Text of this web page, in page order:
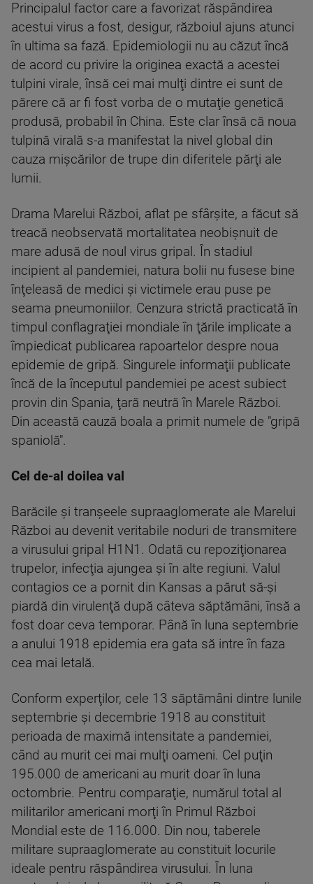
Principalul factor care a favorizat răspândirea
acestui virus a fost, desigur, războiul ajuns atunci
în ultima sa fază. Epidemiologii nu au căzut încă
de acord cu privire la originea exactă a acestei
tulpini virale, însă cei mai mulţi dintre ei sunt de
părere că ar fi fost vorba de o mutaţie genetică
produsă, probabil în China. Este clar însă că noua
tulpină virală s-a manifestat la nivel global din
cauza mişcărilor de trupe din diferitele părţi ale
lumii.
Drama Marelui Război, aflat pe sfârşite, a făcut să
treacă neobservată mortalitatea neobişnuit de
mare adusă de noul virus gripal. În stadiul
incipient al pandemiei, natura bolii nu fusese bine
înţeleasă de medici şi victimele erau puse pe
seama pneumoniilor. Cenzura strictă practicată în
timpul conflagraţiei mondiale în ţările implicate a
împiedicat publicarea rapoartelor despre noua
epidemie de gripă. Singurele informaţii publicate
încă de la începutul pandemiei pe acest subiect
provin din Spania, ţară neutră în Marele Război.
Din această cauză boala a primit numele de "gripă
spaniolă".
Cel de-al doilea val
Barăcile şi tranşeele supraaglomerate ale Marelui
Război au devenit veritabile noduri de transmitere
a virusului gripal H1N1. Odată cu repoziţionarea
trupelor, infecţia ajungea şi în alte regiuni. Valul
contagios ce a pornit din Kansas a părut să-şi
piardă din virulenţă după câteva săptămâni, însă a
fost doar ceva temporar. Până în luna septembrie
a anului 1918 epidemia era gata să intre în faza
cea mai letală.
Conform experţilor, cele 13 săptămâni dintre lunile
septembrie şi decembrie 1918 au constituit
perioada de maximă intensitate a pandemiei,
când au murit cei mai mulţi oameni. Cel puţin
195.000 de americani au murit doar în luna
octombrie. Pentru comparaţie, numărul total al
militarilor americani morţi în Primul Război
Mondial este de 116.000. Din nou, taberele
militare supraaglomerate au constituit locurile
ideale pentru răspândirea virusului. În luna